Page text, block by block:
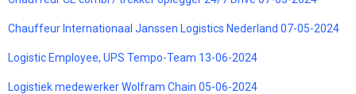
Chauffeur Internationaal Janssen Logistics Nederland 07-05-2024
Logistic Employee, UPS Tempo-Team 13-06-2024
Logistiek medewerker Wolfram Chain 05-06-2024